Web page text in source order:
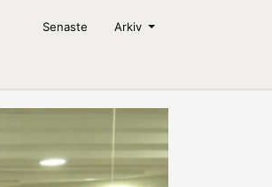
Senaste Arkiv